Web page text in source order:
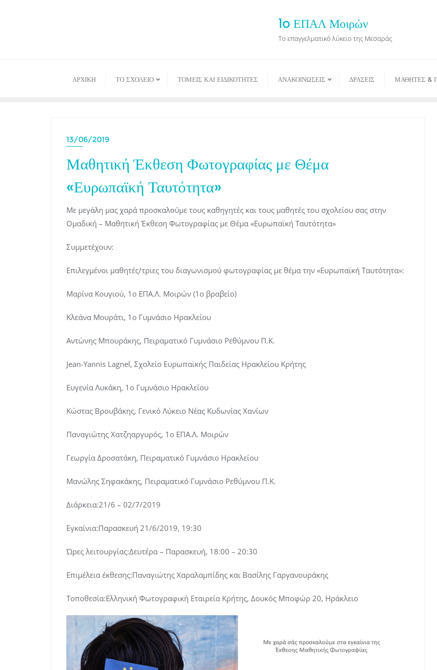
1o ΕΠΑΛ Μοιρών
Το επαγγελματικό λύκειο της Μεσαράς
ΑΡΧΙΚΉ ΤΟ ΣΧΟΛΕΙΟ ΤΟΜΕΙΣ ΚΑΙ ΕΙΔΙΚΟΤΗΤΕΣ ΑΝΑΚΟΙΝΩΣΕΙΣ ΔΡΑΣΕΙΣ ΜΑΘΗΤΕΣ &
13/06/2019
Μαθητική Έκθεση Φωτογραφίας με Θέμα
«Ευρωπαϊκή Ταυτότητα»
Με μεγάλη μας χαρά προσκαλούμε τους καθηγητές και τους μαθητές του σχολείου σας στην
Ομαδική – Μαθητική Έκθεση Φωτογραφίας με Θέμα «Ευρωπαϊκή Ταυτότητα»
Συμμετέχουν:
Επιλεγμένοι μαθητές/τριες του διαγωνισμού φωτογραφίας με θέμα την «Ευρωπαϊκή Ταυτότητα»:
Μαρίνα Κουγιού, 1ο ΕΠΑ.Λ. Μοιρών (1ο βραβείο)
Κλεάνα Μουράτι, 1o Γυμνάσιο Ηρακλείου
Αντώνης Μπουράκης, Πειραματικό Γυμνάσιο Ρεθύμνου Π.Κ.
Jean-Yannis Lagnel, Σχολείο Ευρωπαϊκής Παιδείας Ηρακλείου Κρήτης
Ευγενία Λυκάκη, 1o Γυμνάσιο Ηρακλείου
Κώστας Βρουβάκης, Γενικό Λύκειο Νέας Κυδωνίας Χανίων
Παναγιώτης Χατζηαργυρός, 1ο ΕΠΑ.Λ. Μοιρών
Γεωργία Δροσατάκη, Πειραματικό Γυμνάσιο Ηρακλείου
Μανώλης Σηφακάκης, Πειραματικό Γυμνάσιο Ρεθύμνου Π.Κ.
Διάρκεια:21/6 – 02/7/2019
Εγκαίνια:Παρασκευή 21/6/2019, 19:30
Ώρες λειτουργίας:Δευτέρα – Παρασκευή, 18:00 – 20:30
Επιμέλεια έκθεσης:Παναγιώτης Χαραλαμπίδης και Βασίλης Γαργανουράκης
Τοποθεσία:Ελληνική Φωτογραφική Εταιρεία Κρήτης, Δουκός Μποφώρ 20, Ηράκλειο